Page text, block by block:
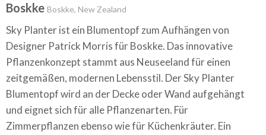
Boskke Boskke, New Zealand
Sky Planter ist ein Blumentopf zum Aufhängen von
Designer Patrick Morris für Boskke. Das innovative
Pflanzenkonzept stammt aus Neuseeland für einen
zeitgemäßen, modernen Lebensstil. Der Sky Planter
Blumentopf wird an der Decke oder Wand aufgehängt
und eignet sich für alle Pflanzenarten. Für
Zimmerpflanzen ebenso wie für Küchenkräuter. Ein